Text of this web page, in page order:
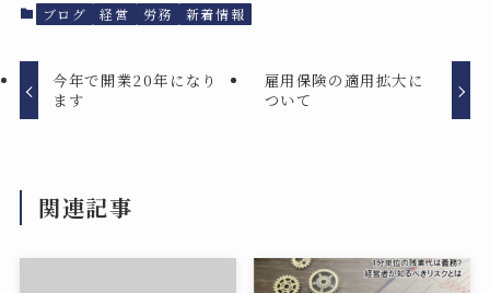
ブログ 経営 労務 新着情報
今年で開業20年になり
ます
雇用保険の適用拡大に
ついて
関連記事